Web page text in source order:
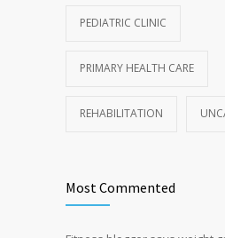
PEDIATRIC CLINIC
PRIMARY HEALTH CARE
REHABILITATION
Most Commented